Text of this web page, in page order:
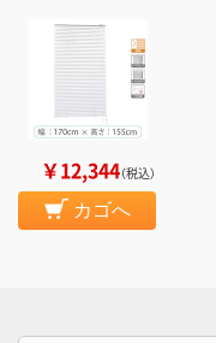
￥12,344（税込）
カゴへ